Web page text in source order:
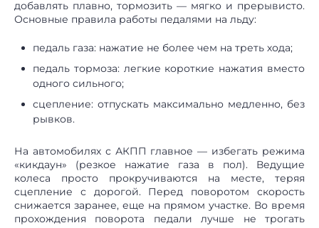
добавлять плавно, тормозить — мягко и прерывисто.
Основные правила работы педалями на льду:
педаль газа: нажатие не более чем на треть хода;
педаль тормоза: легкие короткие нажатия вместо
одного сильного;
сцепление: отпускать максимально медленно, без
рывков.
На автомобилях с АКПП главное — избегать режима
«кикдаун» (резкое нажатие газа в пол). Ведущие
колеса просто прокручиваются на месте, теряя
сцепление с дорогой. Перед поворотом скорость
снижается заранее, еще на прямом участке. Во время
прохождения поворота педали лучше не трогать